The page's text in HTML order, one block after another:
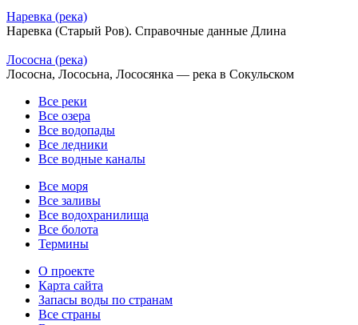
Наревка (река)
Наревка (Старый Ров). Справочные данные Длина
Лососна (река)
Лососна, Лососьна, Лососянка — река в Сокульском
Все реки
Все озера
Все водопады
Все ледники
Все водные каналы
Все моря
Все заливы
Все водохранилища
Все болота
Термины
О проекте
Карта сайта
Запасы воды по странам
Все страны